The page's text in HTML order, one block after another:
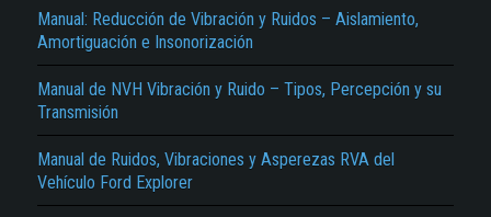
Manual: Reducción de Vibración y Ruidos – Aislamiento,
Amortiguación e Insonorización
Manual de NVH Vibración y Ruido – Tipos, Percepción y su
Transmisión
Manual de Ruidos, Vibraciones y Asperezas RVA del
Vehículo Ford Explorer
El Título es incorrecto según el contenido.